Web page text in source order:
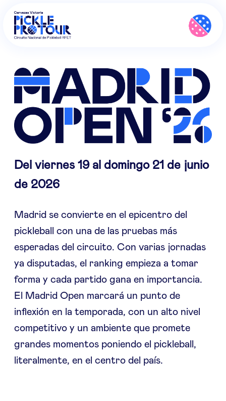
Del viernes 19 al domingo 21 de junio
de 2026
Madrid se convierte en el epicentro del
pickleball con una de las pruebas más
esperadas del circuito. Con varias jornadas
ya disputadas, el ranking empieza a tomar
forma y cada partido gana en importancia.
El Madrid Open marcará un punto de
inflexión en la temporada, con un alto nivel
competitivo y un ambiente que promete
grandes momentos poniendo el pickleball,
literalmente, en el centro del país.